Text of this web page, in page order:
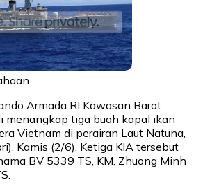
Armada RI Kawasan Barat
menangkap tiga buah kapal ikan
Vietnam di perairan Laut Natuna,
Kamis (2/6). Ketiga KIA tersebut
BV 5339 TS, KM. Zhuong Minh